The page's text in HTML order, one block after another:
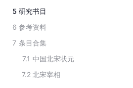
5 研究书目
6 参考资料
7 条目合集
7.1 中国北宋状元
7.2 北宋宰相